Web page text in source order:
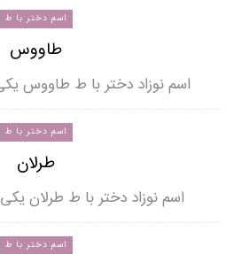
اسم دختر با ط
طاووس
اسم نوزاد دختر با ط طاووس
اسم دختر با ط
طرلان
اسم نوزاد دختر با ط طرلان
اسم دختر با ط